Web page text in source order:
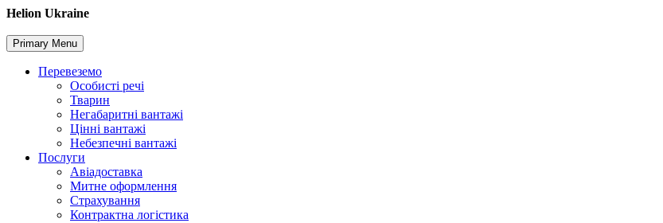
Skip
content
Helion Ukraine
Primary Menu
Перевеземо
Особисті речі
Тварин
Негабаритні вантажі
Цінні вантажі
Небезпечні вантажі
Послуги
Авіадоставка
Митне оформлення
Страхування
Контрактна логістика